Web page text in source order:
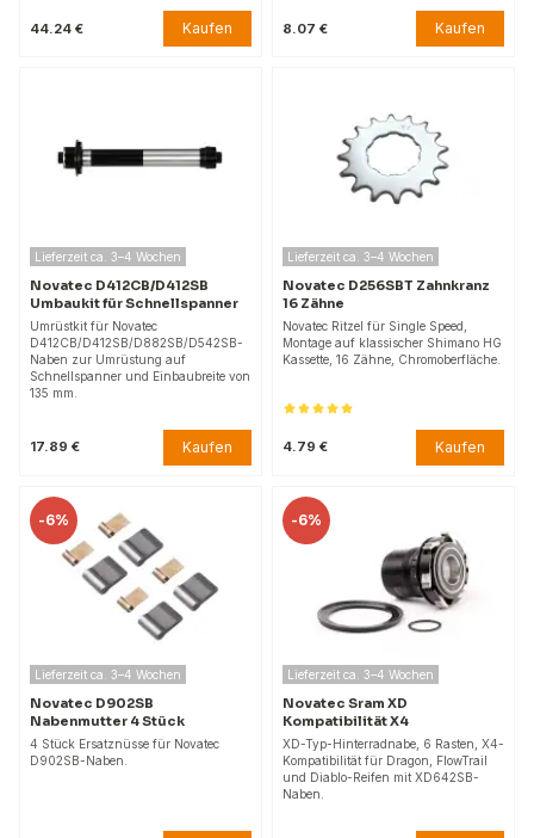
44.24 € Kaufen 8.07 € Kaufen
Lieferzeit ca. 3–4 Wochen
Novatec D412CB/D412SB
Umbaukit für Schnellspanner
Umrüstkit für Novatec
D412CB/D412SB/D882SB/D542SB-
Naben zur Umrüstung auf
Schnellspanner und Einbaubreite von
135 mm.
17.89 € Kaufen
Lieferzeit ca. 3–4 Wochen
Novatec D256SBT Zahnkranz
16 Zähne
Novatec Ritzel für Single Speed,
Montage auf klassischer Shimano HG
Kassette, 16 Zähne, Chromoberfläche.
4.79 € Kaufen
-6%
Lieferzeit ca. 3–4 Wochen
Novatec D902SB
Nabenmutter 4 Stück
4 Stück Ersatznüsse für Novatec
D902SB-Naben.
-6%
Lieferzeit ca. 3–4 Wochen
Novatec Sram XD
Kompatibilität X4
XD-Typ-Hinterradnabe, 6 Rasten, X4-
Kompatibilität für Dragon, FlowTrail
und Diablo-Reifen mit XD642SB-
Naben.